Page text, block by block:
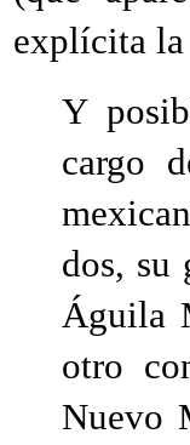
explícita la
Y
cargo
dos, su
Águila
otro
Nuevo